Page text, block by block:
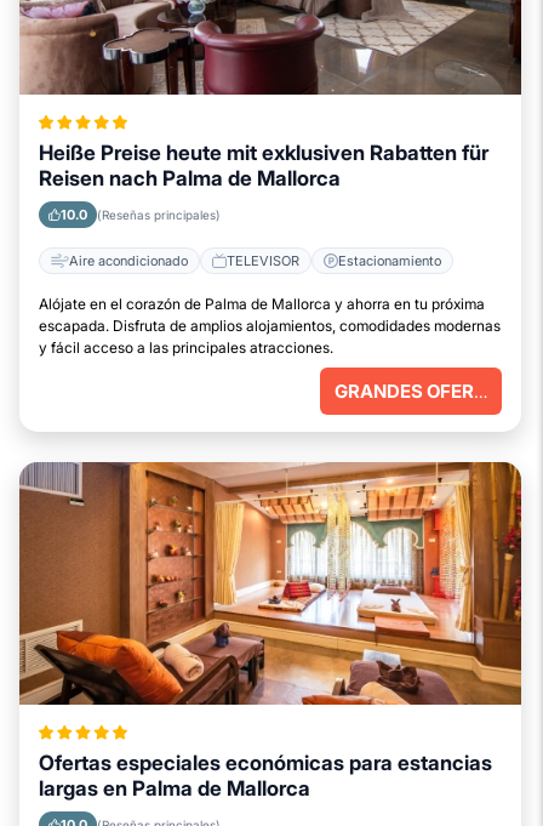
Heiße Preise heute mit exklusiven Rabatten für
Reisen nach Palma de Mallorca
10.0 (Reseñas principales)
Aire acondicionado TELEVISOR Estacionamiento
Alójate en el corazón de Palma de Mallorca y ahorra en tu próxima
escapada. Disfruta de amplios alojamientos, comodidades modernas
y fácil acceso a las principales atracciones.
GRANDES OFERTAS
Ofertas especiales económicas para estancias
largas en Palma de Mallorca